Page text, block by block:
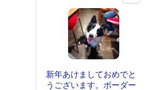
新年あけましておめでと
うございます。ボーダー